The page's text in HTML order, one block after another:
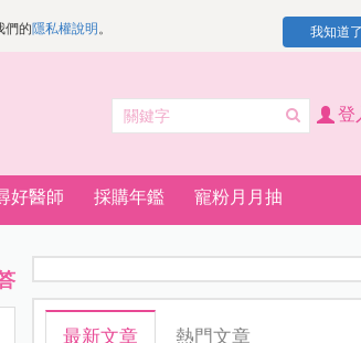
們的隱私權說明 。 我知道了
登
好醫師 採購年鑑 寵粉月月抽
最新文章 熱門文章